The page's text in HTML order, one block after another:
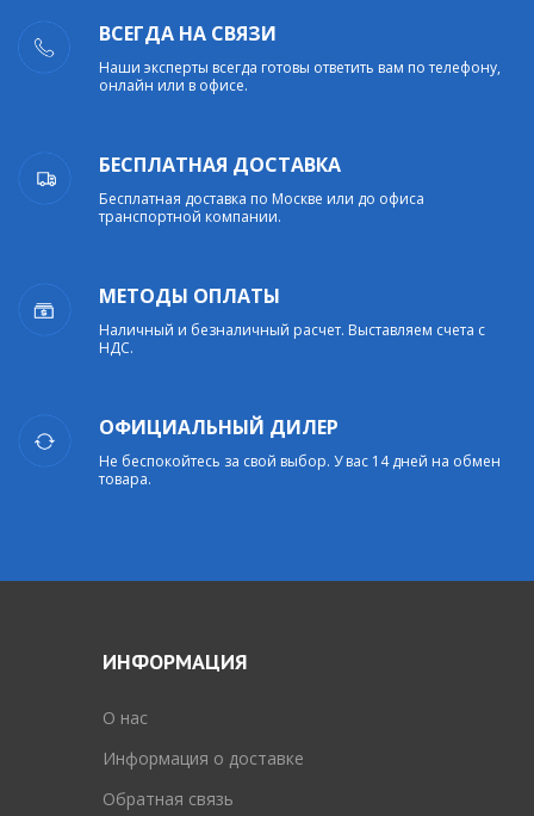
ВСЕГДА НА СВЯЗИ
Наши эксперты всегда готовы ответить вам по телефону,
онлайн или в офисе.
БЕСПЛАТНАЯ ДОСТАВКА
Бесплатная доставка по Москве или до офиса
транспортной компании.
МЕТОДЫ ОПЛАТЫ
Наличный и безналичный расчет. Выставляем счета с
НДС.
ОФИЦИАЛЬНЫЙ ДИЛЕР
Не беспокойтесь за свой выбор. У вас 14 дней на обмен
товара.
ИНФОРМАЦИЯ
O нас
Информация о доставке
Обратная связь